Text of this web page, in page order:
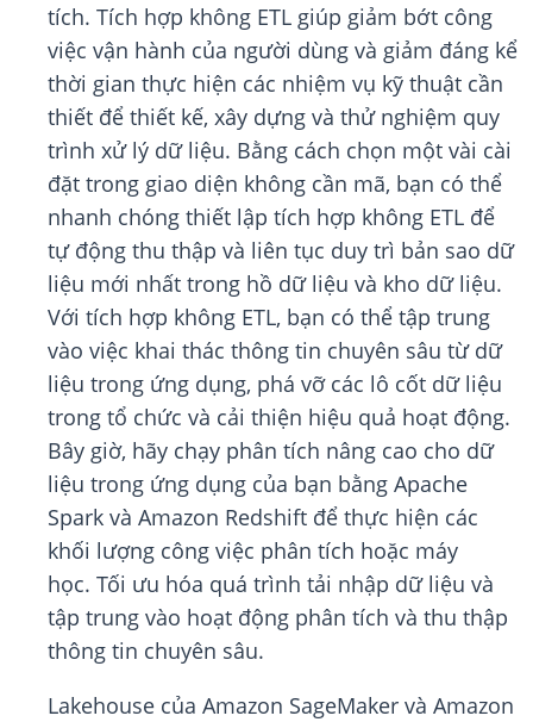
tích. Tích hợp không ETL giúp giảm bớt công
việc vận hành của người dùng và giảm đáng kể
thời gian thực hiện các nhiệm vụ kỹ thuật cần
thiết để thiết kế, xây dựng và thử nghiệm quy
trình xử lý dữ liệu. Bằng cách chọn một vài cài
đặt trong giao diện không cần mã, bạn có thể
nhanh chóng thiết lập tích hợp không ETL để
tự động thu thập và liên tục duy trì bản sao dữ
liệu mới nhất trong hồ dữ liệu và kho dữ liệu.
Với tích hợp không ETL, bạn có thể tập trung
vào việc khai thác thông tin chuyên sâu từ dữ
liệu trong ứng dụng, phá vỡ các lô cốt dữ liệu
trong tổ chức và cải thiện hiệu quả hoạt động.
Bây giờ, hãy chạy phân tích nâng cao cho dữ
liệu trong ứng dụng của bạn bằng Apache
Spark và Amazon Redshift để thực hiện các
khối lượng công việc phân tích hoặc máy
học. Tối ưu hóa quá trình tải nhập dữ liệu và
tập trung vào hoạt động phân tích và thu thập
thông tin chuyên sâu.
Lakehouse của Amazon SageMaker và Amazon